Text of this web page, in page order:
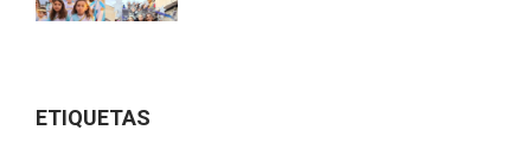
ETIQUETAS